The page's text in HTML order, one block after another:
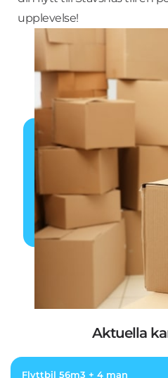
upplevelse!
Aktuella
Flyttbil 56m3 + 4 man